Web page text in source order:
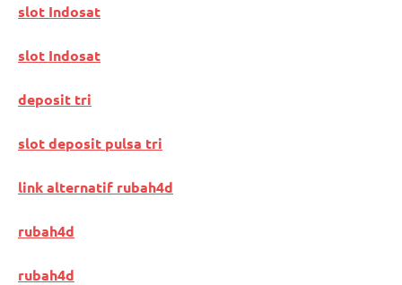
slot Indosat
slot Indosat
deposit tri
slot deposit pulsa tri
link alternatif rubah4d
rubah4d
rubah4d